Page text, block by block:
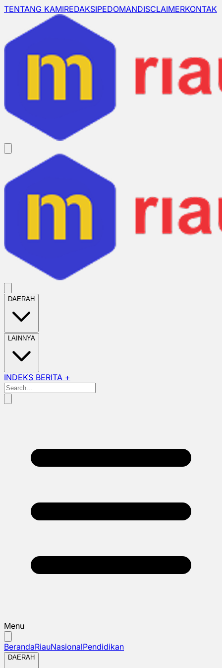
TENTANG KAMIREDAKSIPEDOMANDISCLAIMERKONTAK
DAERAH
LAINNYA
INDEKS BERITA +
Menu
BerandaRiauNasionalPendidikan
DAERAH